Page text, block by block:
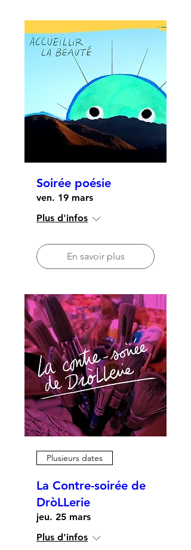
Soirée poésie
ven. 19 mars
Plus d'infos
En savoir plus
Plusieurs dates
La Contre-soirée de
DròLLerie
jeu. 25 mars
Plus d'infos